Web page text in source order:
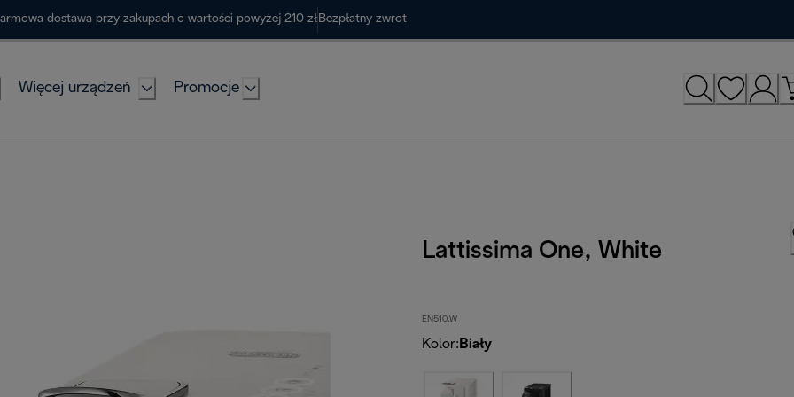
dostawa przy zakupach o wartości powyżej 210 zł Bezpłatny zwrot
Więcej urządzeń Promocje
Lattissima One, White
EN510.W
Kolor: Biały